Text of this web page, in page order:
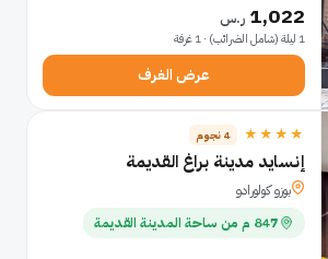
1,022 ر.س
1 ليلة (شامل الضرائب) · 1 غرفة
عرض الغرف
★★★★ 4 نجوم
إنسايد مدينة براغ القديمة
بوزو كولورادو
847 م من ساحة المدينة القديمة